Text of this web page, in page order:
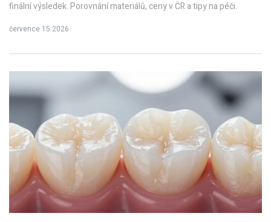
finální výsledek. Porovnání materiálů, ceny v ČR a tipy na péči.
července 15 2026